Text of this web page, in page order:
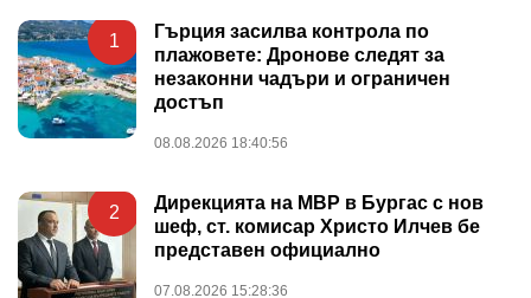
1
Гърция засилва контрола по
плажовете: Дронове следят за
незаконни чадъри и ограничен
достъп
08.08.2026 18:40:56
2
Дирекцията на МВР в Бургас с нов
шеф, ст. комисар Христо Илчев бе
представен официално
07.08.2026 15:28:36